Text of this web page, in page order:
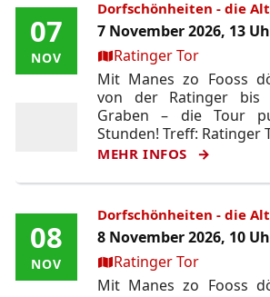
07
NOV
07
NOV
Dorfschönheiten - die
7 November 2026, 13
Ort:Ratinger Tor
Mit Manes zo Fooss
von der Ratinger bis
Graben – die Tour
Stunden! Treff: Ratinger
MEHR INFOS
08
NOV
08
NOV
Dorfschönheiten - die
8 November 2026, 10
Ort:Ratinger Tor
Mit Manes zo Fooss